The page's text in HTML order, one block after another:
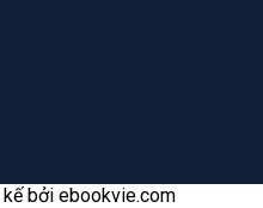
bởi ebookvie.com